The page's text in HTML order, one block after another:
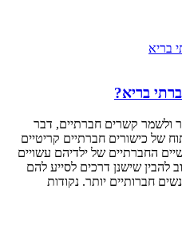
בריא?
ולשמר קשרים חברתיים, דבר
של כישורים חברתיים קריטיים
החברתיים של ילדיהם עשויים
להבין שישנן דרכים לסייע להם
חברותיים יותר. נקודות